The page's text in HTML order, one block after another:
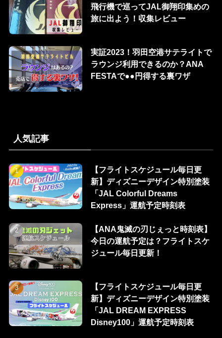
飛行機で巡ってJAL御翔印集めの
旅に出よう！収集レビュー
実証2023！羽田空港サテライトで
ラウンジ利用できるのか？ANA
FESTAで●●円得する裏ワザ
人気記事
【フライトスケジュール毎日更
新】ディズニーデザイン特別塗装
「JAL Colorful Dreams
Express」運航予定時刻表
【ANA鬼滅の刃じぇっと時刻表】
今日の運航予定は？フライトスケ
ジュール毎日更新！
【フライトスケジュール毎日更
新】ディズニーデザイン特別塗装
「JAL DREAM EXPRESS
Disney100」運航予定時刻表